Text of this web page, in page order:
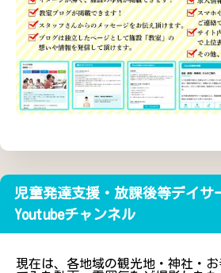
児童発達支援・放課後等デイサ
Youtubeチャンネル
現在は、各地域の観光地・神社・